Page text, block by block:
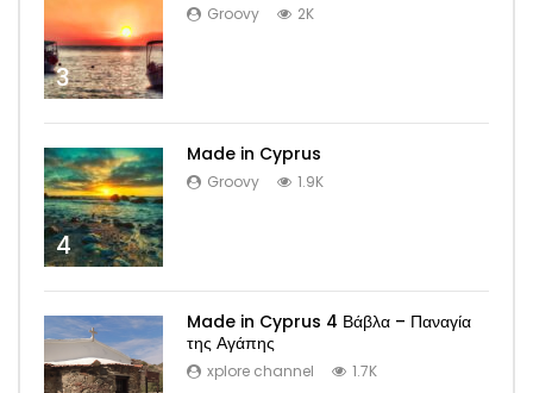
3
Groovy 2K
4
Made in Cyprus
Groovy 1.9K
Made in Cyprus 4 Βάβλα – Παναγία
της Αγάπης
xplore channel 1.7K